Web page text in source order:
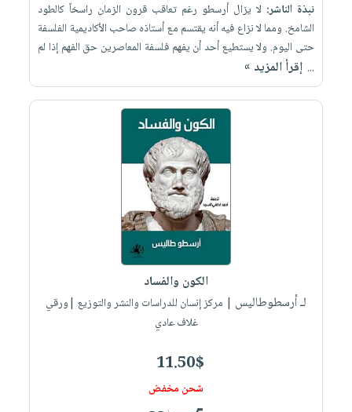
نبذة الناشر: لا يزال أرسطو رغم تعاقب قرون الزمان راسخاً كالطود
الشامخ. ومما لا نزاع فيه أنه يقتسم مع أستاذه صاحب الأكاديمية الفلسفة
حتى اليوم. ولا يستطيع أحد أن يفهم فلسفة المعاصرين حق الفهم إذا لم
... إقرأ المزيد »
الكون والفساد
لـ أرسطوطاليس | مركز إنسان للدراسات والنشر والتوزيع |ورقي
غلاف عادي
11.50$
شحن مخفض